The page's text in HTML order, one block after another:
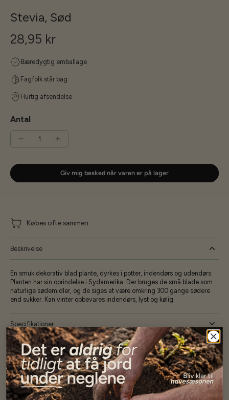
Stevia, Sød
28,95 kr
Bæredygtig emballage
Fagfolk står bag
Hurtig afsendelse
Antal
Giv mig besked når varen er på lager
Købes ofte sammen
Beskrivelse
En smuk dekorativ blad plante, dyrkes i potter, indendørs og udendørs.
Planten har sin oprindelse i Sydamerika. Der bruges de små blade som
naturlige sødemidler, og de siges at være omkring 300 gange sødere
end sukker. Kan vinter opbevares indendørs, lyst og kølig.
Specifikationer
Se mere af Alle produkter
Vores kundersiger...